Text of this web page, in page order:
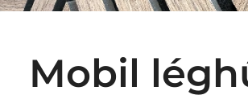
Mobil